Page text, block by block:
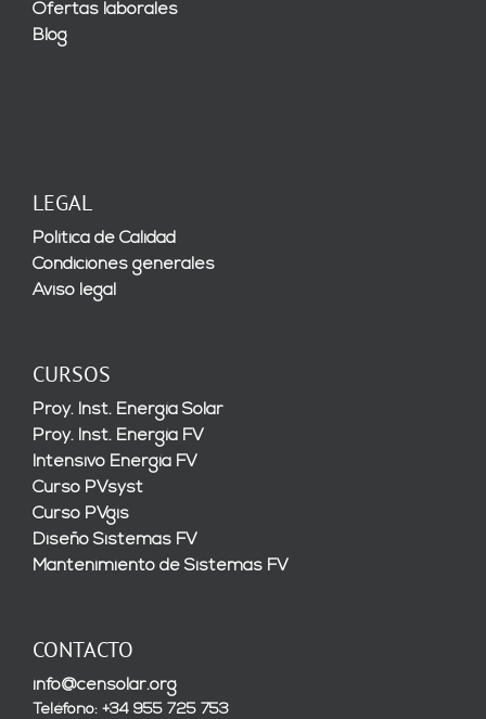
Ofertas laborales
Blog
LEGAL
Política de Calidad
Condiciones generales
Aviso legal
CURSOS
Proy. Inst. Energía Solar
Proy. Inst. Energía FV
Intensivo Energía FV
Curso PVsyst
Curso PVgis
Diseño Sistemas FV
Mantenimiento de Sistemas FV
CONTACTO
info@censolar.org
Teléfono: +34 955 725 753